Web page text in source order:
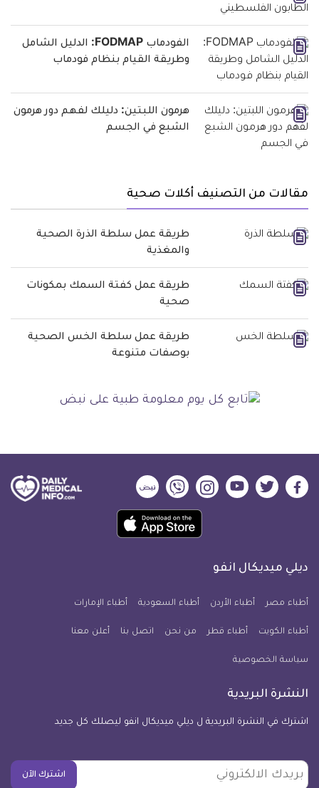
الفودماب FODMAP: الدليل الشامل
وطريقة القيام بنظام فودماب
هرمون اللبتين: دليلك لفهم دور هرمون
الشبع في الجسم
مقالات من التصنيف أكلات صحية
طريقة عمل سلطة الذرة الصحية
والمغذية
طريقة عمل كفتة السمك بمكونات
صحية
طريقة عمل سلطة الخس الصحية
بوصفات متنوعة
ديلي
فيسبوك
ديلي
تويتر
ديلي
ميديكال
يوتيوب
ديلي
ميديكال
انفو
ديلي
ميديكال
انفو
ديلي
ميديكال
انفو
حمل
تطبيق
معلومة
للآيفون
ديلي ميديكال انفو
أطباء مصر أطباء الأردن أطباء السعودية أطباء الإمارات
أطباء الكويت أطباء قطر من نحن اتصل بنا أعلن معنا
سياسة الخصوصية
النشرة البريدية
اشترك في النشرة البريدية ل ديلي ميديكال انفو ليصلك كل جديد
بريدك
اشترك الآن